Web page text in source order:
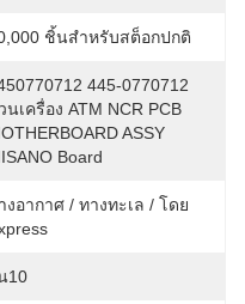
ชิ้นสำหรับสต็อกปกติ
445-0770712
นเครื่อง ATM NCR PCB
ASSY
Board
งอากาศ / ทางทะเล / โดย
10